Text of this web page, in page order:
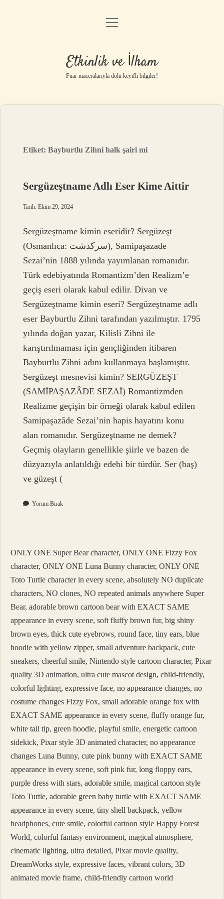
Anasayfa
Gizlilik Politikası
Yasal Uyarı
menüyü
Etkinlik ve İlham
Fuar maceralarıyla dolu keyifli bilgiler!
Etiket:Bayburtlu Zihni halk şairi mi
Sergüzeştname Adlı Eser Kime Aittir
Tarih: Ekim 29, 2024
Sergüzeştname kimin eseridir? Sergüzeşt
(Osmanlıca: سركذشت), Samipaşazade
Sezai’nin 1888 yılında yayımlanan romanıdır.
Türk edebiyatında Romantizm’den Realizm’e
geçiş eseri olarak kabul edilir. Divan ve
Sergüzeştname kimin eseri? Sergüzeştname adlı
eser Bayburtlu Zihni tarafından yazılmıştır. 1795
yılında doğan yazar, Kilisli Zihni ile
karıştırılmaması için gençliğinden itibaren
Bayburtlu Zihni adını kullanmaya başlamıştır.
Sergüzeşt mesnevisi kimin? SERGÜZEŞT
(SAMİPAŞAZÂDE SEZAİ) Romantizmden
Realizme geçişin bir örneği olarak kabul edilen
Samipaşazâde Sezai’nin hapis hayatını konu
alan romanıdır. Sergüzeştname ne demek?
Geçmiş olayların genellikle şiirle ve bazen de
düzyazıyla anlatıldığı edebi bir türdür. Ser (baş)
ve güzeşt (
Yorum Bırak
ONLY ONE Super Bear character, ONLY ONE Fizzy Fox
character, ONLY ONE Luna Bunny character, ONLY ONE
Toto Turtle character in every scene, absolutely NO duplicate
characters, NO clones, NO repeated animals anywhere Super
Bear, adorable brown cartoon bear with EXACT SAME
appearance in every scene, soft fluffy brown fur, big shiny
brown eyes, thick cute eyebrows, round face, tiny ears, blue
hoodie with yellow zipper, small adventure backpack, cute
sneakers, cheerful smile, Nintendo style cartoon character, Pixar
quality 3D animation, ultra cute mascot design, child-friendly,
colorful lighting, expressive face, no appearance changes, no
costume changes Fizzy Fox, small adorable orange fox with
EXACT SAME appearance in every scene, fluffy orange fur,
white tail tip, green hoodie, playful smile, energetic cartoon
sidekick, Pixar style 3D animated character, no appearance
changes Luna Bunny, cute pink bunny with EXACT SAME
appearance in every scene, soft pink fur, long floppy ears,
purple dress with stars, adorable smile, magical cartoon style
Toto Turtle, adorable green baby turtle with EXACT SAME
appearance in every scene, tiny shell backpack, yellow
headphones, cute smile, colorful cartoon style Happy Forest
World, colorful fantasy environment, magical atmosphere,
cinematic lighting, ultra detailed, Pixar movie quality,
DreamWorks style, expressive faces, vibrant colors, 3D
animated movie frame, child-friendly cartoon world